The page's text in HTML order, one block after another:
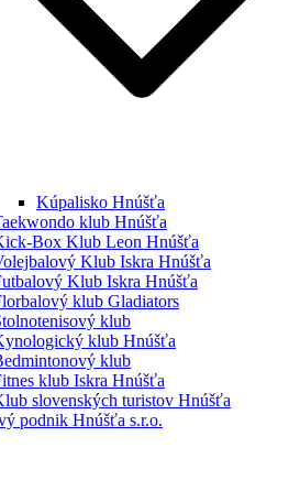
Kúpalisko Hnúšťa
klub Hnúšťa
Box Klub Leon Hnúšťa
Klub Iskra Hnúšťa
Klub Iskra Hnúšťa
klub Gladiators
klub
klub Hnúšťa
klub
klub Iskra Hnúšťa
slovenských turistov Hnúšťa
podnik Hnúšťa s.r.o.